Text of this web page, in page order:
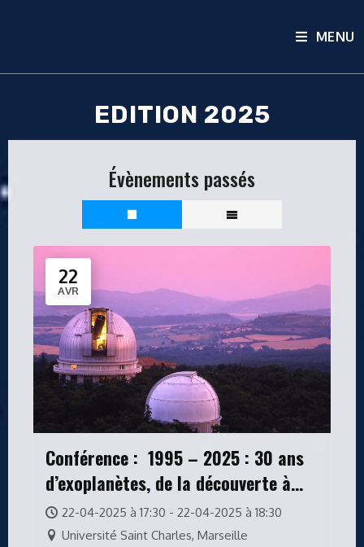
MENU
EDITION 2025
Évènements passés
22
AVR
Conférence : 1995 – 2025 : 30 ans
d’exoplanètes, de la découverte à
l’Observatoire de Haute-
Provence aux futurs instruments
22-04-2025 à 17:30 - 22-04-2025 à 18:30
Université Saint Charles, Marseille